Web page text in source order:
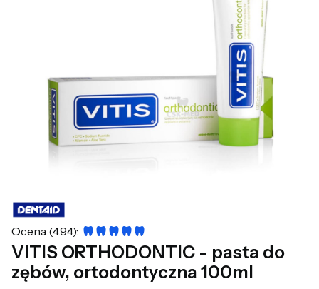
Ocena (4.94):
VITIS ORTHODONTIC - pasta do
zębów, ortodontyczna 100ml